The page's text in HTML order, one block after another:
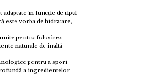
adaptate în funcție de tipul
este vorba de hidratare,
pentru folosirea
naturale de înaltă
pentru a spori
a ingredientelor